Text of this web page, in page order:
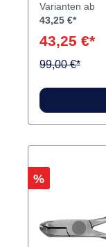
Varianten ab
43,25 €*
43,25 €*
99,00 €*
Rabatt
%